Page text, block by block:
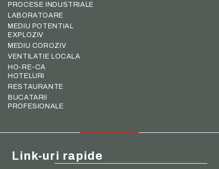
PROCESE INDUSTRIALE
LABORATOARE
MEDIU POTENTIAL
EXPLOZIV
MEDIU COROZIV
VENTILATIE LOCALA
HO-RE-CA
HOTELURI
RESTAURANTE
BUCATARII
PROFESIONALE
Link-uri rapide